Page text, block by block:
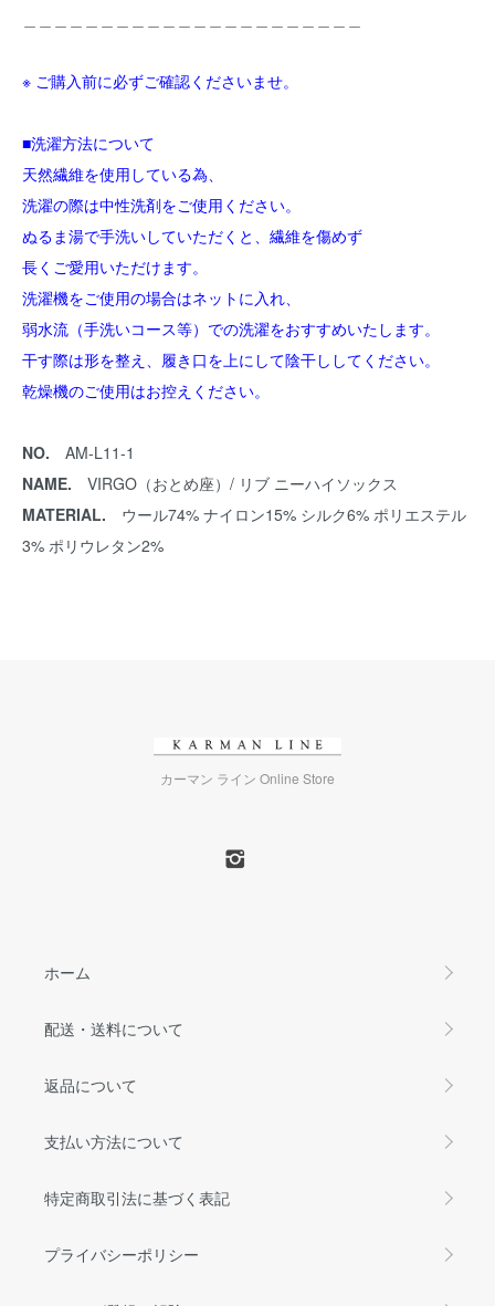
※ ご購入前に必ずご確認くださいませ。
■洗濯方法について
天然繊維を使用している為、
洗濯の際は中性洗剤をご使用ください。
ぬるま湯で手洗いしていただくと、繊維を傷めず
長くご愛用いただけます。
洗濯機をご使用の場合はネットに入れ、
弱水流（手洗いコース等）での洗濯をおすすめいたします。
干す際は形を整え、履き口を上にして陰干ししてください。
乾燥機のご使用はお控えください。
NO. AM-L11-1
NAME. VIRGO（おとめ座）/ リブ ニーハイソックス
MATERIAL. ウール74% ナイロン15% シルク6% ポリエステル
3% ポリウレタン2%
カーマン ライン Online Store
ホーム
配送・送料について
返品について
支払い方法について
特定商取引法に基づく表記
プライバシーポリシー